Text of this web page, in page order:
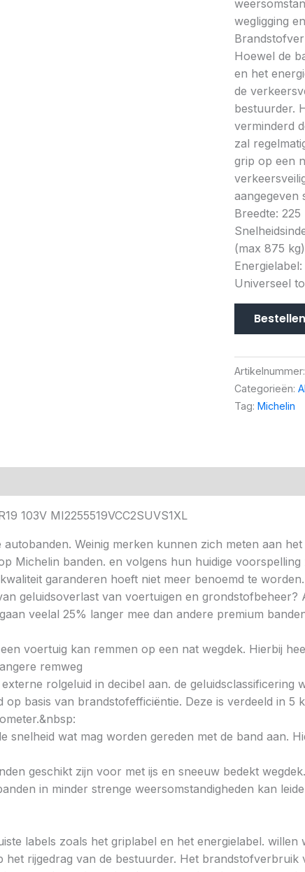
wegligging
Hoewel de
en het
de
bestuurder.
verminderd
zal
grip op een
aangegeven
Breedte:
(max 875
Universeel
Bestellen
Artikelnummer:
Categorieën:
Tag: Michelin
103V MI2255519VCC2SUVS1XL
Weinig merken kunnen zich meten aan
Michelin banden. en volgens hun huidige
garanderen hoeft niet meer benoemd te
geluidsoverlast van voertuigen en
veelal 25% langer mee dan andere premium
voertuig kan remmen op een nat wegdek. Hierbij
remweg
rolgeluid in decibel aan. de geluidsclassificering
op basis van brandstofefficiëntie. Deze is verdeeld in
snelheid wat mag worden gereden met de band aan.
geschikt zijn voor met ijs en sneeuw bedekt
in minder strenge weersomstandigheden kan
labels zoals het griplabel en het energielabel.
het rijgedrag van de bestuurder. Het